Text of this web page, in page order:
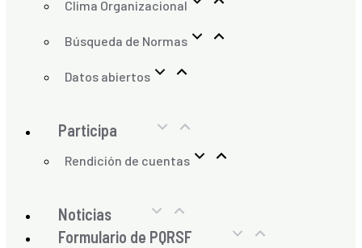
Clima Organizacional
Búsqueda de Normas
Datos abiertos
Participa
Rendición de cuentas
Noticias
Formulario de PQRSF